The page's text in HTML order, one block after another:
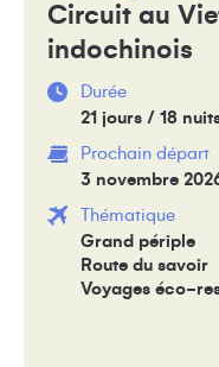
Circuit au
indochinois
Durée
21 jours / 18
Prochain départ
3 novembre
Thématique
Grand périple
Route du savoir
Voyages éco-